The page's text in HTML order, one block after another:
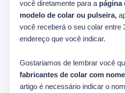
você diretamente para a página
modelo de colar ou pulseira,
você receberá o seu colar entre
endereço que você indicar.
Gostariamos de lembrar você
fabricantes de colar com nome
artigo é necessário indicar o